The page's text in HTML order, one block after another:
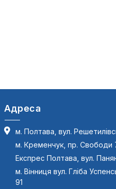
Адреса
м. Полтава, вул.
м. Кременчук, пр. Свободи
Експрес Полтава, вул.
м. Вінниця вул. Гліба
91